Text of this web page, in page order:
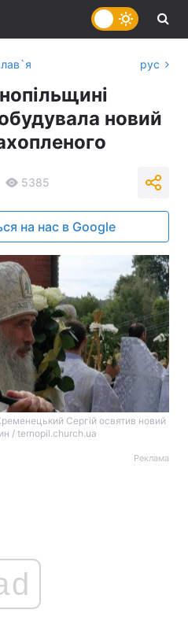
рус
новий
5385
на нас в Google
Сергій освятив новий
/ ternopil.church.ua
Реклама